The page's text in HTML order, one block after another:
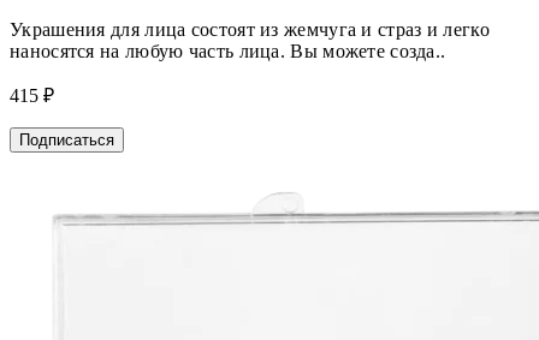
Украшения для лица состоят из жемчуга и страз и легко
наносятся на любую часть лица. Вы можете созда..
415 ₽
Подписаться